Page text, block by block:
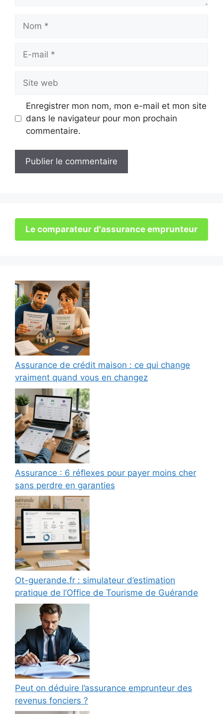
mail
web
Enregistrer mon nom, mon e-mail et mon site
dans le navigateur pour mon prochain
commentaire.
Le comparateur d'assurance emprunteur
Assurance de crédit maison : ce qui change
vraiment quand vous en changez
Assurance : 6 réflexes pour payer moins cher
sans perdre en garanties
Ot-guerande.fr : simulateur d’estimation
pratique de l’Office de Tourisme de Guérande
Peut on déduire l’assurance emprunteur des
revenus fonciers ?